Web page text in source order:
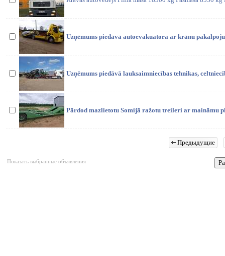
Uzņēmums piedāvā autoevakuatora ar krānu
Uzņēmums piedāvā lauksaimniecības tehnikas,
Pārdod mazlietotu Somijā ražotu treileri ar maināmu
Предыдущие
Показать выбранные объявления